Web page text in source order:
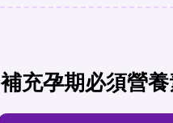
補充孕期必須營